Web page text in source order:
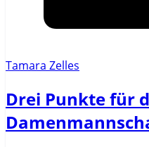
Tamara Zelles
Drei Punkte für